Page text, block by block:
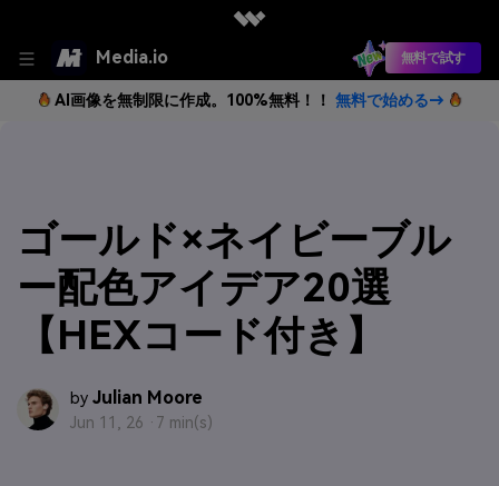
Media.io 無料で試す
AI画像を無制限に作成。100%無料！！ 無料で始める→
ゴールド×ネイビーブル
ー配色アイデア20選
【HEXコード付き】
by Julian Moore
Jun 11, 26 · 7 min(s)